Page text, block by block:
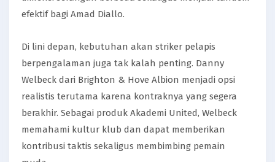
efektif bagi Amad Diallo.
Di lini depan, kebutuhan akan striker pelapis
berpengalaman juga tak kalah penting. Danny
Welbeck dari Brighton & Hove Albion menjadi opsi
realistis terutama karena kontraknya yang segera
berakhir. Sebagai produk Akademi United, Welbeck
memahami kultur klub dan dapat memberikan
kontribusi taktis sekaligus membimbing pemain